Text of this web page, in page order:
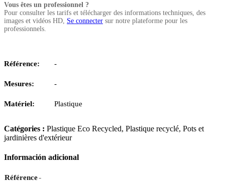
Vous êtes un professionnel ?
Pour consulter les tarifs et télécharger des informations techniques, des
images et vidéos HD, Se connecter sur notre plateforme pour les
professionnels.
Référence: -
Mesures: -
Matériel: Plastique
Catégories : Plastique Eco Recycled, Plastique recyclé, Pots et
jardinières d'extérieur
Información adicional
Référence-